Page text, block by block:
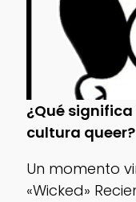
¿Qué significa
cultura queer?
Un momento
«Wicked»